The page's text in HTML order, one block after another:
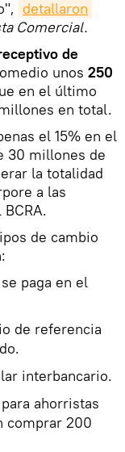
detallaron
Comercial.
de
unos 250
en el último
en total.
el 15% en el
30 millones de
la totalidad
a las
de cambio
paga en el
de referencia
interbancario.
ahorristas
comprar 200